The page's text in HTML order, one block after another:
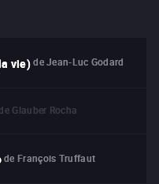
vie) de Jean-Luc Godard
Glauber Rocha
de François Truffaut